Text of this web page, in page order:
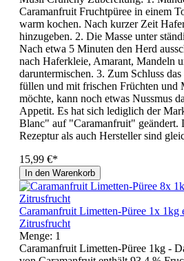
Caramanfruit Fruchtpüree in einem
warm kochen. Nach kurzer Zeit
hinzugeben. 2. Die Masse unter
Nach etwa 5 Minuten den Herd
nach Haferkleie, Amarant, Mandeln
daruntermischen. 3. Zum Schluss
füllen und mit frischen Früchten und
möchte, kann noch etwas Nussmus
Appetit. Es hat sich lediglich der
Blanc" auf "Caramanfruit" geändert.
Rezeptur als auch Hersteller sind
15,99 €*
In den Warenkorb
Caramanfruit Limetten-Püree 1x 1kg
Zitrusfrucht
Menge: 1
Caramanfruit Limetten-Püree 1kg -